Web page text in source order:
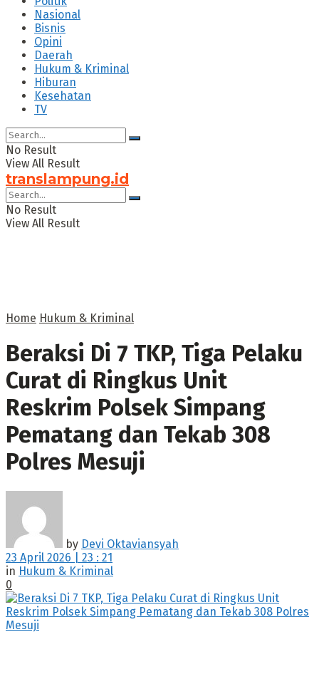
Nasional
Bisnis
Opini
Daerah
Hukum & Kriminal
Hiburan
Kesehatan
TV
No Result
View All Result
translampung.id
No Result
View All Result
Home Hukum & Kriminal
Beraksi Di 7 TKP, Tiga Pelaku
Curat di Ringkus Unit
Reskrim Polsek Simpang
Pematang dan Tekab 308
Polres Mesuji
by Devi Oktaviansyah
23 April 2026 | 23 : 21
in Hukum & Kriminal
0